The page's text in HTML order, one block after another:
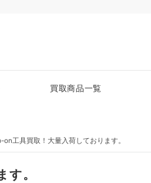
買取商品一覧
on工具買取！大量入荷しております。
す。